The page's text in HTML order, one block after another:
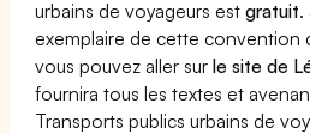
urbains de voyageurs estgratuit.
exemplaire de cette convention
vous pouvez aller surle site de
fournira tous les textes et
Transports publics urbains de